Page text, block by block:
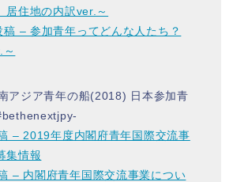
居住地の内訳ver.～
– 参加青年ってどんな人たち？
アジア青年の船(2018) 日本参加青
– 2019年度内閣府青年国際交流事
集情報
– 内閣府青年国際交流事業につい